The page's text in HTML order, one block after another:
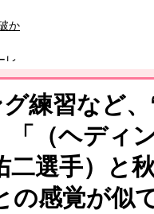
レ
「個」
練習など
「（ヘディ
二選手）と
の感覚が似